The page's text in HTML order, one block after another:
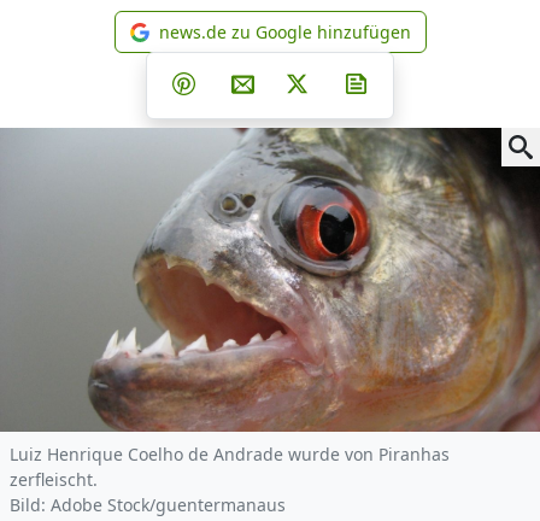
news.de zu Google
news.de zu Google hinzufügen
Teilen auf Facebook
Teilen auf Whatsapp
Teilen auf Telegram
Teilen auf Pinterest
Per E-Mail teilen
Post auf X
Luiz Henrique Coelho de Andrade wurde von Piranhas
zerfleischt.
Bild: Adobe Stock/guentermanaus